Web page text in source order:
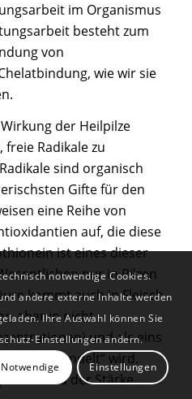
im Organismus
besteht zum
von
wie wir sie
der Heilpilze
Radikale zu
sind organisch
Gifte für den
eine Reihe von
auf, die diese
ist eines dieser
nur in Pilzen
kommt auch in Fleisch
aber in nicht
und als eins
„gehandelt“ wird.
etwa der Stärke
notwendige Cookies.
andere externe Inhalte werden
Ihre Auswahl können Sie
Einstellungen ändern.
Einstellungen